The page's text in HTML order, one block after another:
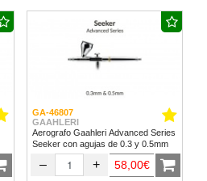
GA-46807
GAAHLERI
Aerografo Gaahleri Advanced Series
Seeker con agujas de 0.3 y 0.5mm
– + 58,00€